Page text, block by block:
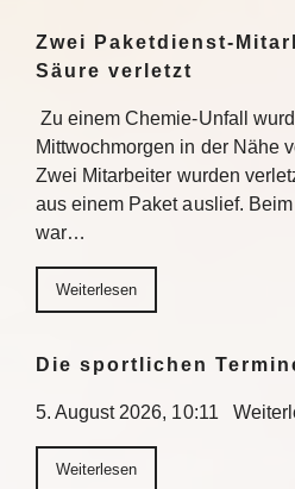
Zwei Paketdienst-
Säure verletzt
Zu einem Chemie-Unfall
Mittwochmorgen in der Nähe
Zwei Mitarbeiter wurden
aus einem Paket auslief.
war…
Weiterlesen
Die sportlichen
5. August 2026, 10:11
Weiterlesen